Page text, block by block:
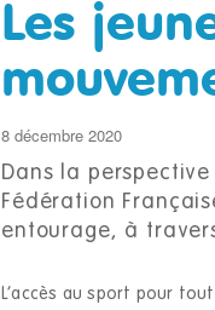
Les
8 décembre 2020
Dans la
Fédération
entourage, à
L’accès au sport pour